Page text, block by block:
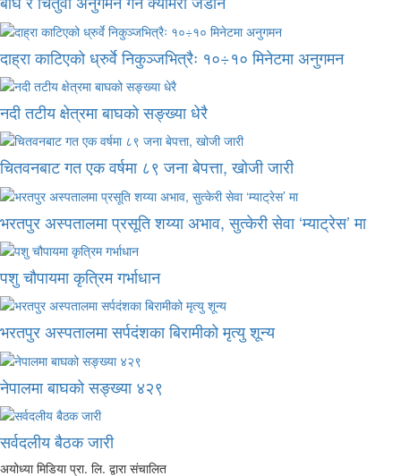
दाह्रा काटिएको ध्रुर्वे निकुञ्जभित्रैः १०÷१० मिनेटमा अनुगमन
नदी तटीय क्षेत्रमा बाघको सङ्ख्या धेरै
चितवनबाट गत एक वर्षमा ८९ जना बेपत्ता, खोजी जारी
भरतपुर अस्पतालमा प्रसूति शय्या अभाव, सुत्केरी सेवा ‘म्याट्रेस’ मा
पशु चौपायमा कृत्रिम गर्भाधान
भरतपुर अस्पतालमा सर्पदंशका बिरामीको मृत्यु शून्य
नेपालमा बाघको सङ्ख्या ४२९
सर्वदलीय बैठक जारी
अयोध्या मिडिया प्रा. लि. द्वारा संचालित